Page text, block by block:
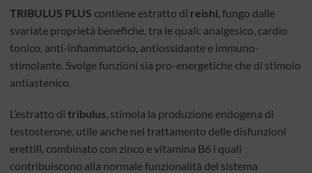
TRIBULUS PLUS contiene estratto di reishi , fungo dalle
svariate proprietà benefiche, tra le quali: analgesico, cardio
tonico, anti-infiammatorio, antiossidante e immuno-
stimolante. Svolge funzioni sia pro-energetiche che di stimolo
antiastenico.
L’estratto ditribulus , stimola la produzione endogena di
testosterone, utile anche nel trattamento delle disfunzioni
erettili, combinato con zinco e vitamina B6 i quali
contribuiscono alla normale funzionalità del sistema